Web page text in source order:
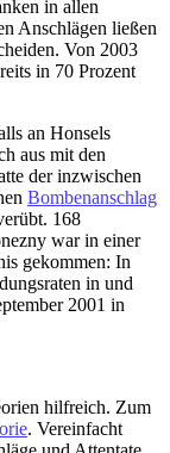
in allen
Anschlägen ließen
Von 2003
in 70 Prozent
an Honsels
aus mit den
der inzwischen
Bombenanschlag
168
war in einer
gekommen: In
in und
2001 in
hilfreich. Zum
. Vereinfacht